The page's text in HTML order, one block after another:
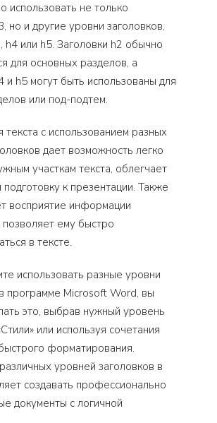
использовать не только
но и другие уровни заголовков,
h4 или h5. Заголовки h2 обычно
для основных разделов, а
и h5 могут быть использованы для
или под-подтем.
текста с использованием разных
дает возможность легко
участкам текста, облегчает
подготовку к презентации. Также
восприятие информации
позволяет ему быстро
в тексте.
использовать разные уровни
программе Microsoft Word, вы
это, выбрав нужный уровень
или используя сочетания
форматирования.
уровней заголовков в
создавать профессионально
документы с логичной